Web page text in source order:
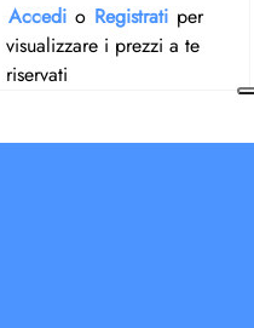
Accedi o Registrati per
visualizzare i prezzi a te
riservati